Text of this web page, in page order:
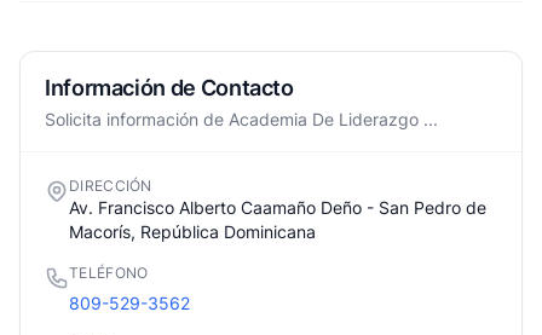
Información de Contacto
Solicita información de Academia De Liderazgo ...
DIRECCIÓN
Av. Francisco Alberto Caamaño Deño - San Pedro de
Macorís, República Dominicana
TELÉFONO
809-529-3562